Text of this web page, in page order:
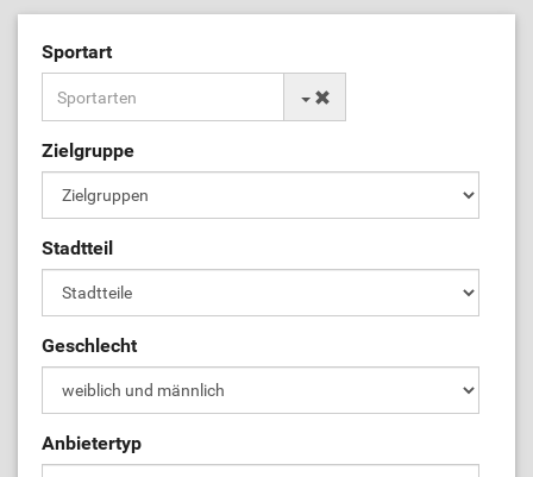
Sportart
Zielgruppe
Stadtteil
Geschlecht
Anbietertyp